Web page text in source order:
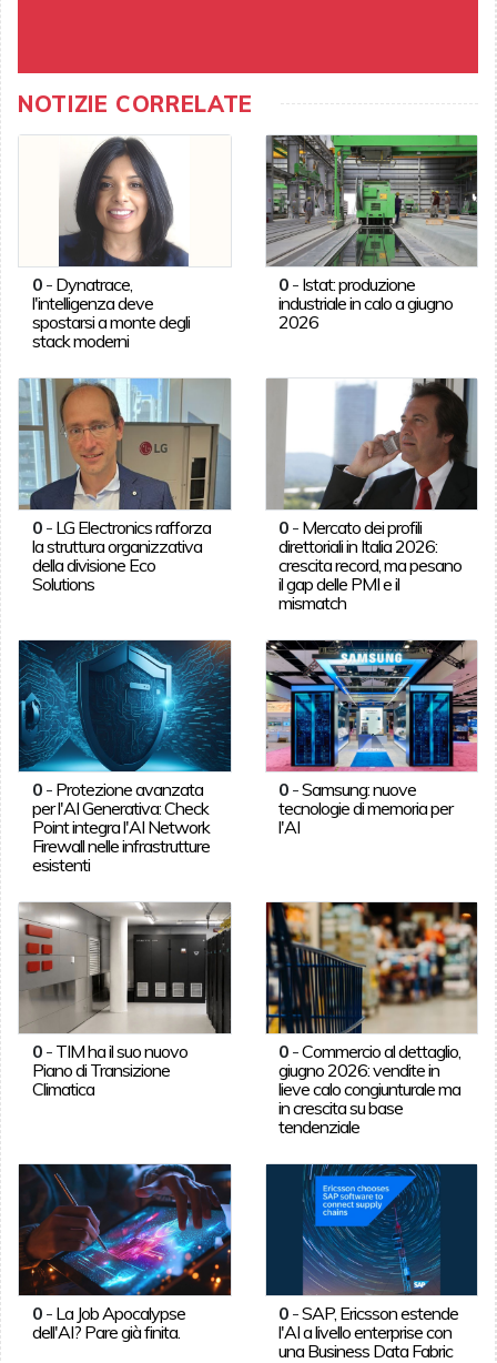
NOTIZIE CORRELATE
0- Dynatrace,
l'intelligenza deve
spostarsi a monte degli
stack moderni
0 - Istat: produzione
industriale in calo a giugno
2026
0- LG Electronics rafforza
la struttura organizzativa
della divisione Eco
Solutions
0 - Mercato dei profili
direttoriali in Italia 2026:
crescita record, ma pesano
il gap delle PMI e il
mismatch
0- Protezione avanzata
per l'AI Generativa: Check
Point integra l'AI Network
Firewall nelle infrastrutture
esistenti
0 -Samsung: nuove
tecnologie di memoria per
l'AI
0- TIM ha il suo nuovo
Piano di Transizione
Climatica
0 -Commercio al dettaglio,
giugno 2026: vendite in
lieve calo congiunturale ma
in crescita su base
tendenziale
0- La Job Apocalypse
dell'AI? Pare già finita.
0 -SAP, Ericsson estende
l'AI a livello enterprise con
una Business Data Fabric